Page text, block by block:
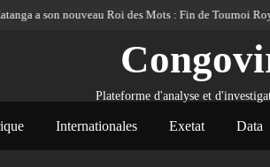
a son nouveau Roi des Mots : Fin de Tournoi Royale
Plateforme d'analyse et
Internationales Exetat Data